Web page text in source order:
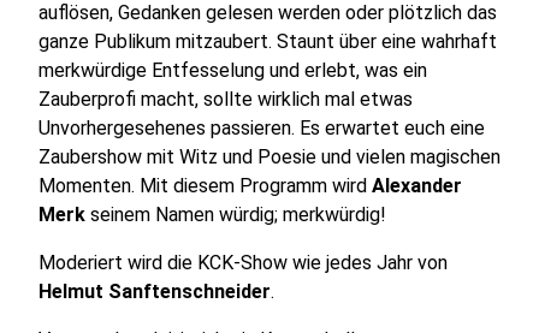
auflösen, Gedanken gelesen werden oder plötzlich das
ganze Publikum mitzaubert. Staunt über eine wahrhaft
merkwürdige Entfesselung und erlebt, was ein
Zauberprofi macht, sollte wirklich mal etwas
Unvorhergesehenes passieren. Es erwartet euch eine
Zaubershow mit Witz und Poesie und vielen magischen
Momenten. Mit diesem Programm wird Alexander
Merk seinem Namen würdig; merkwürdig!
Moderiert wird die KCK-Show wie jedes Jahr von
Helmut Sanftenschneider.